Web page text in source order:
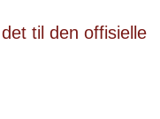
til den offisielle